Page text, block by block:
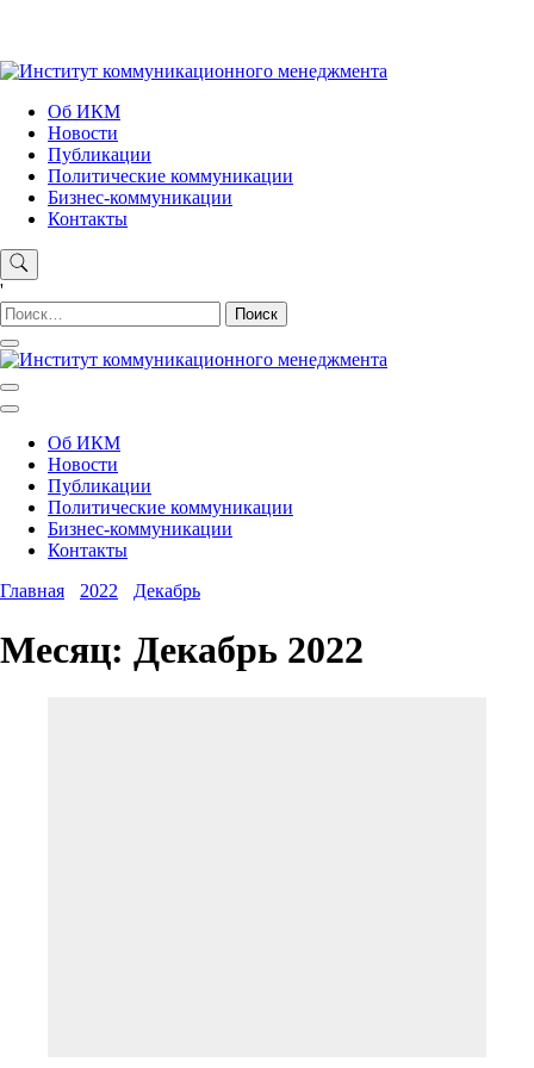
Институт коммуникационного менеджмента
Об ИКМ
Новости
Публикации
Политические коммуникации
Бизнес-коммуникации
Контакты
'
Найти:
Об ИКМ
Новости
Публикации
Политические коммуникации
Бизнес-коммуникации
Контакты
Главная
2022 Декабрь
Месяц: Декабрь 2022